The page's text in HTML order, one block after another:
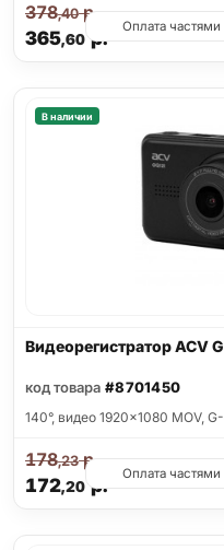
365,60р.
378,40р.
Оплата
В наличии
Видеорегистратор ACV
код товара #8701450
140°, видео 1920x1080 MOV,
172,20р.
178,23р.
Оплата